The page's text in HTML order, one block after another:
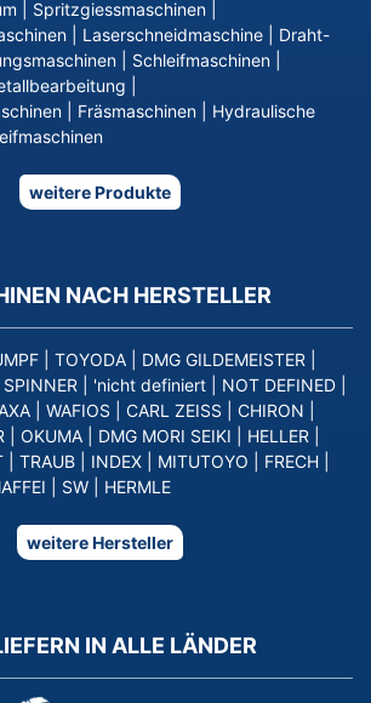
Spritzgiessmaschinen
Laserschneidmaschine
Draht-
Schleifmaschinen
Fräsmaschinen
Hydraulische
weitere Produkte
NACH HERSTELLER
TOYODA DMG GILDEMEISTER
SPINNER 'nicht definiert NOT DEFINED
WAFIOS CARL ZEISS CHIRON
OKUMA DMG MORI SEIKI HELLER
TRAUB INDEX MITUTOYO FRECH
SW HERMLE
weitere Hersteller
IN ALLE LÄNDER